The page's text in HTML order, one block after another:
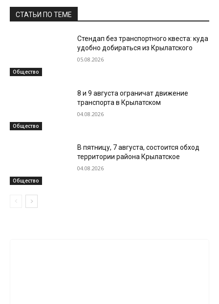
СТАТЬИ ПО ТЕМЕ
Общество
Стендап без транспортного квеста: куда
удобно добираться из Крылатского
05.08.2026
Общество
8 и 9 августа ограничат движение
транспорта в Крылатском
04.08.2026
Общество
В пятницу, 7 августа, состоится обход
территории района Крылатское
04.08.2026